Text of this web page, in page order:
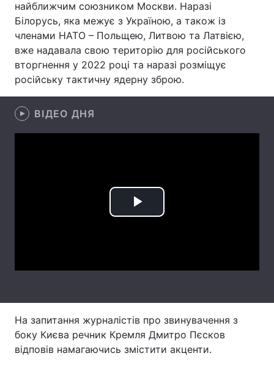
Цікавинки Погода
Лонгріди
Відео з Youtube
Інтерв'ю Думки
Тема оформлення
найближчим союзником Москви. Наразі
Білорусь, яка межує з Україною, а також із
членами НАТО – Польщею, Литвою та Латвією,
вже надавала свою територію для російського
вторгнення у 2022 році та наразі розміщує
російську тактичну ядерну зброю.
ВІДЕО ДНЯ
Play
На запитання журналістів про звинувачення з
боку Києва речник Кремля Дмитро Пєсков
відповів намагаючись змістити акценти.